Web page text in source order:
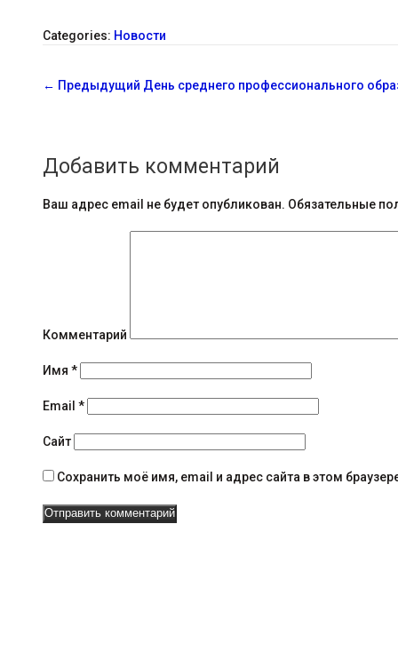
Categories: Новости
С
б
щ
я
н
а
в
и
г
а
← Предыдущий День среднего профессионального
Добавить комментарий
Ваш адрес email не будет опубликован. Обязательные
Комментарий
Имя *
Email *
Сайт
Сохранить моё имя, email и адрес сайта в этом